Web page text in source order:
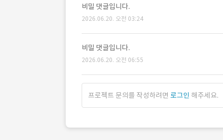
비밀 댓글입니다.
2026.06.20. 오전 03:24
비밀 댓글입니다.
2026.06.20. 오전 06:55
프로젝트 문의를 작성하려면 로그인 해주세요.